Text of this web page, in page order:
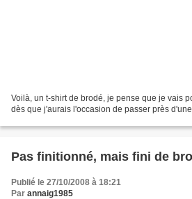
Voilà, un t-shirt de brodé, je pense que je vais
dès que j'aurais l'occasion de passer près d'une
Pas finitionné, mais fini de
Publié le 27/10/2008 à 18:21
Par annaig1985